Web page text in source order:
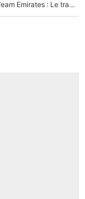
Paul Seixas bientôt avec Tadej Pogacar chez UAE Team Emirates : Le transfert surprise qui se prépare après le Tour de France 2026 !